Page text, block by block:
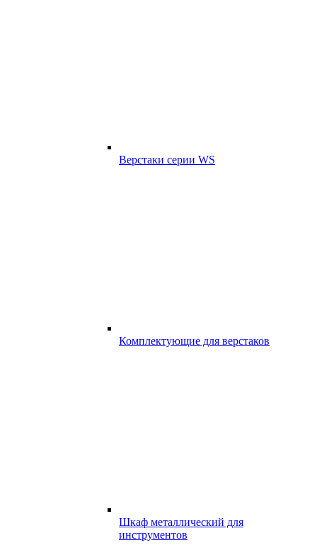
Верстаки серии WS
Комплектующие для верстаков
Шкаф металлический для
инструментов